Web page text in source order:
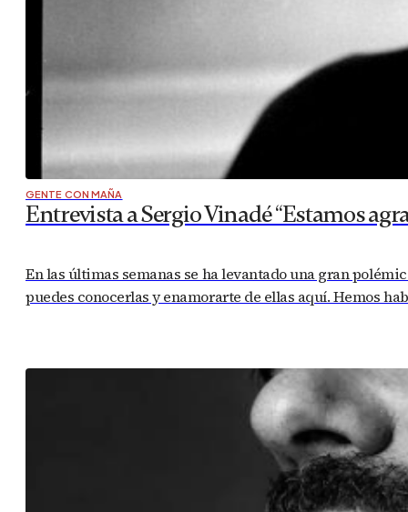
GENTE CON MAÑA
Entrevista a Sergio Vinadé “Estamos
En las últimas semanas se ha levantado una gran
puedes conocerlas y enamorarte de ellas aquí. Hemos